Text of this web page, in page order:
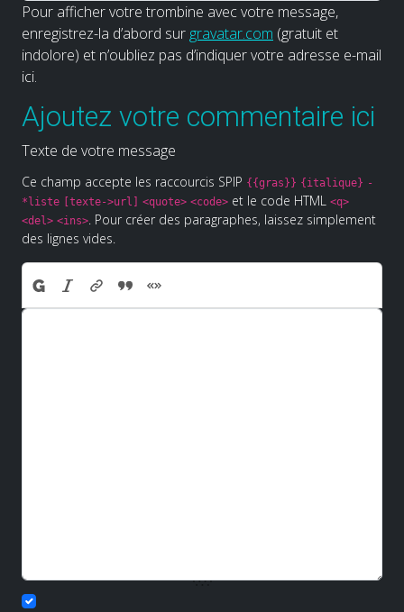
Pour afficher votre trombine avec votre message,
enregistrez-la d’abord sur gravatar.com (gratuit et
indolore) et n’oubliez pas d’indiquer votre adresse e-mail
ici.
Ajoutez votre commentaire ici
Texte de votre message
Ce champ accepte les raccourcis SPIP {{gras}} {italique} -
*liste [texte->url] <quote> <code> et le code HTML <q>
<del> <ins>. Pour créer des paragraphes, laissez simplement
des lignes vides.